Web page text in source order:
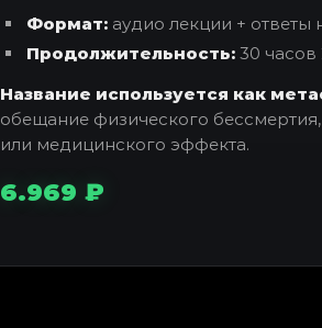
Формат: аудио лекции + ответы
Продолжительность: 30 часов
Название используется как
обещание физического
или медицинского эффекта.
6.969 ₽